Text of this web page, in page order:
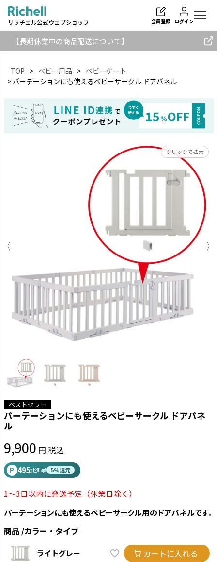
リッチェル公式ウェブショップ 会員登録 ログイン
【長期休業中の商品配送について】
TOP ベビー用品
ベビーゲート
パーテーションにも使えるベビーサークル ドアパネル
クリックで拡大
ベストセラー
パーテーションにも使えるベビーサークル ドアパネ
ル
9,900 税込
P 495pt進呈 5%還元
1～3日以内に発送予定 （休業日除く）
パーテーションにも使えるベビーサークル用のドアパネルです。
商品 カラー・タイプ
ライトグレー カートに入れる